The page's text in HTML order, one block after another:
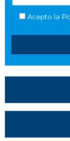
Acepto la